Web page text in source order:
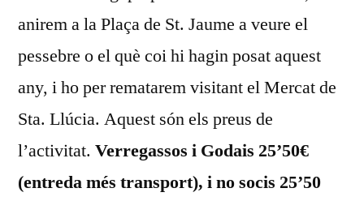
anirem a la Plaça de St. Jaume a veure el
pessebre o el què coi hi hagin posat aquest
any, i ho per rematarem visitant el Mercat de
Sta. Llúcia. Aquest són els preus de
l’activitat. Verregassos i Godais 25’50€
(entreda més transport), i no socis 25’50